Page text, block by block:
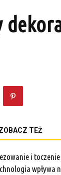
TEŻ
i
wpływa